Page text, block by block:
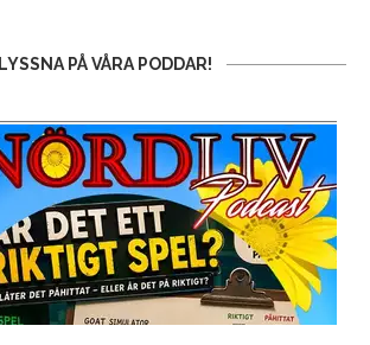
LYSSNA PÅ VÅRA PODDAR!